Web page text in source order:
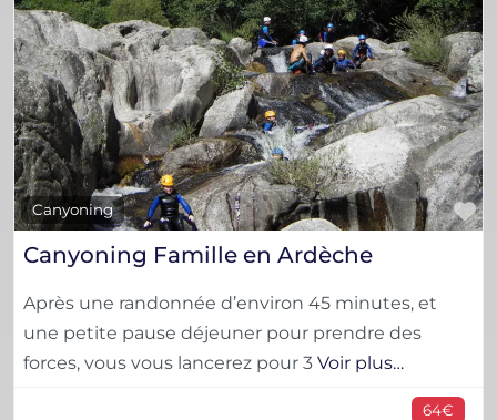
Canyoning
Canyoning Famille en Ardèche
Après une randonnée d’environ 45 minutes, et
une petite pause déjeuner pour prendre des
forces, vous vous lancerez pour 3 Voir plus…
64€